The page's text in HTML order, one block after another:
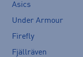
Asics
Under Armour
Firefly
Fjällräven